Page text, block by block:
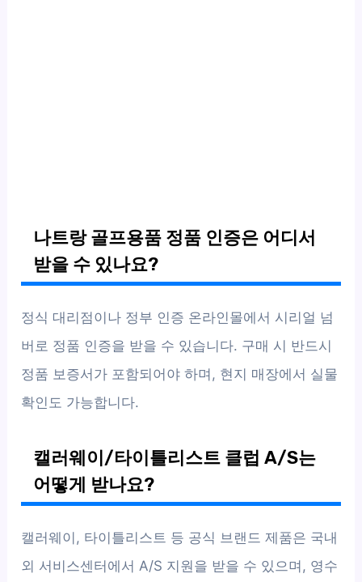
나트랑 골프용품 정품 인증은 어디서
받을 수 있나요?
정식 대리점이나 정부 인증 온라인몰에서 시리얼 넘
버로 정품 인증을 받을 수 있습니다. 구매 시 반드시
정품 보증서가 포함되어야 하며, 현지 매장에서 실물
확인도 가능합니다.
캘러웨이/타이틀리스트 클럽 A/S는
어떻게 받나요?
캘러웨이, 타이틀리스트 등 공식 브랜드 제품은 국내
외 서비스센터에서 A/S 지원을 받을 수 있으며, 영수